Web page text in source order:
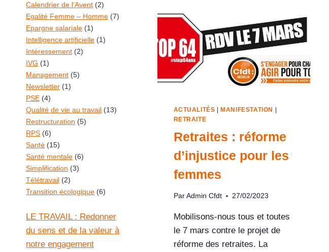
ACTUALITÉS |MANIFESTATION |
RETRAITE
Retraites : réforme
d’injustice pour les
femmes
Par Admin Cfdt 27/02/2023
Mobilisons-nous tous et toutes
le 7 mars contre le projet de
réforme des retraites. La
Calendrier de l'Avent (2)
Egalité Femme – Homme (7)
Epargne salariale (1)
Intelligence artificielle (1)
Intéressement (2)
IVG (1)
Management (5)
Newsletter (1)
PSE (4)
Qualité de vie au travail (13)
Restructuration (5)
RPS (6)
Santé (15)
Santé mentale (6)
Simplification (3)
Télétravail (2)
Transition écologique (6)
LE TRAVAIL : Redonner
du sens et de la valeur à
notre engagement